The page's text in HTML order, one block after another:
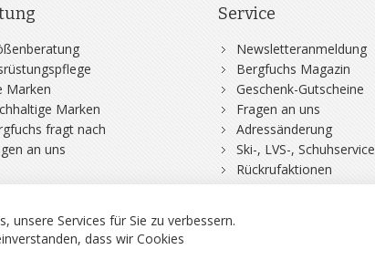
Marken
Marken
fragt nach
an uns
Service
Newsletteranmeldung
Bergfuchs Magazin
Geschenk-Gutscheine
Fragen an uns
Adressänderung
Ski-, LVS-, Schuhservice
Rückrufaktionen
DSV-Skiversicherung
unsere Services für Sie zu verbessern.
dass wir Cookies